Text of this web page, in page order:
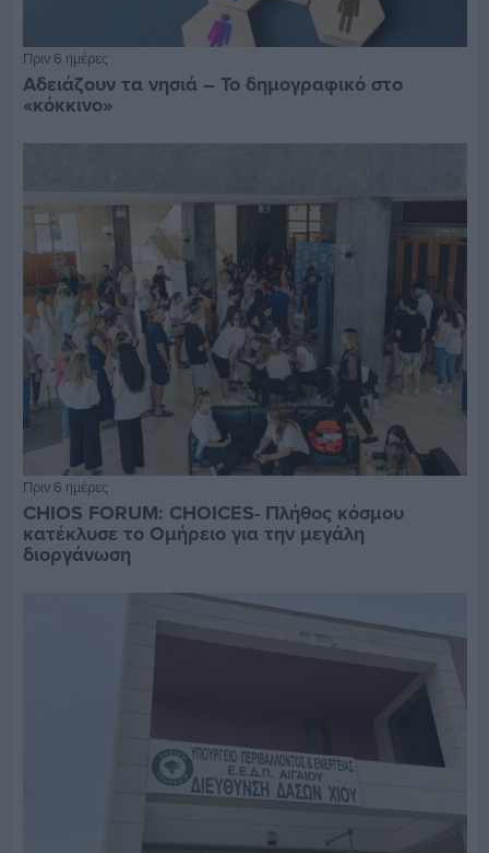
Πριν 6 ημέρες
Αδειάζουν τα νησιά – Το δημογραφικό στο
«κόκκινο»
Πριν 6 ημέρες
CHIOS FORUM: CHOICES- Πλήθος κόσμου
κατέκλυσε το Ομήρειο για την μεγάλη
διοργάνωση